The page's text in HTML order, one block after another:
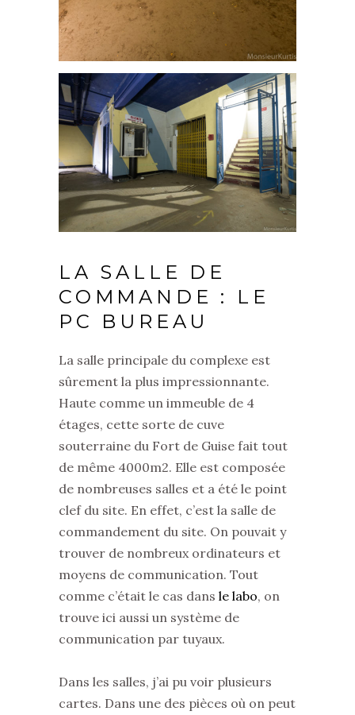
LA SALLE DE
COMMANDE : LE
PC BUREAU
La salle principale du complexe est
sûrement la plus impressionnante.
Haute comme un immeuble de 4
étages, cette sorte de cuve
souterraine du Fort de Guise fait tout
de même 4000m2. Elle est composée
de nombreuses salles et a été le point
clef du site. En effet, c’est la salle de
commandement du site. On pouvait y
trouver de nombreux ordinateurs et
moyens de communication. Tout
comme c’était le cas dans le labo, on
trouve ici aussi un système de
communication par tuyaux.
Çavdır
escort
Dans les salles, j’ai pu voir plusieurs
cartes. Dans une des pièces où on peut